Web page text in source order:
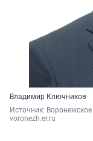
Владимир Ключников
Источник:
voronezh.er.ru